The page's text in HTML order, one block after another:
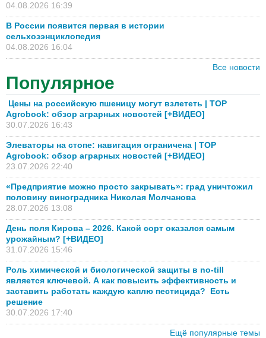
04.08.2026 16:39
В России появится первая в истории
сельхозэнциклопедия
04.08.2026 16:04
Все новости
Популярное
Цены на российскую пшеницу могут взлететь | TOP
Agrobook: обзор аграрных новостей [+ВИДЕО]
30.07.2026 16:43
Элеваторы на стопе: навигация ограничена | TOP
Agrobook: обзор аграрных новостей [+ВИДЕО]
23.07.2026 22:40
«Предприятие можно просто закрывать»: град уничтожил
половину виноградника Николая Молчанова
28.07.2026 13:08
День поля Кирова – 2026. Какой сорт оказался самым
урожайным? [+ВИДЕО]
31.07.2026 15:46
Роль химической и биологической защиты в no-till
является ключевой. А как повысить эффективность и
заставить работать каждую каплю пестицида? Есть
решение
30.07.2026 17:40
Ещё популярные темы